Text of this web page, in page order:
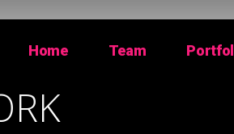
Home Team